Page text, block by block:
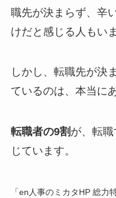
職先が決まらず、辛
けだと感じる人もいま
しかし、転職先が決
ているのは、本当に
転職者の9割 が、転
じています。
「en人事のミカタHP 総力